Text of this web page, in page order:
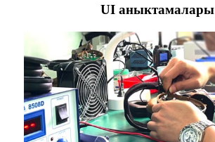
UI аныктамалары